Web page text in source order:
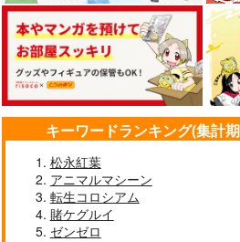
キーワードランキング(集計
松永紅葉
アニマルマシーン
転生コロシアム
賭ケグルイ
ゼンゼロ